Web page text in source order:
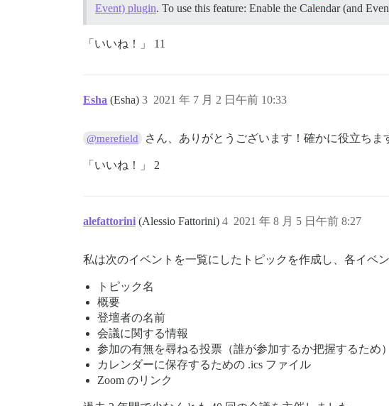
Event) plugin. To use this feature: Enable the Calendar (and
「いいね！」 11
Esha (Esha) 2021 年 7 月 2 日午前 10:33
3
@merefield さん、ありがとうございます！確かに役立ちま
「いいね！」 2
alefattorini (Alessio Fattorini) 2021 年 8 月 5 日午前 8:27
4
私は次のイベントを一覧にしたトピックを作成し、各イベ
トピック名
概要
登壇者の名前
会議に関する情報
参加の有無を尋ねる投票（誰が参加するか把握するため）
カレンダーに保存するための .ics ファイル
Zoom のリンク